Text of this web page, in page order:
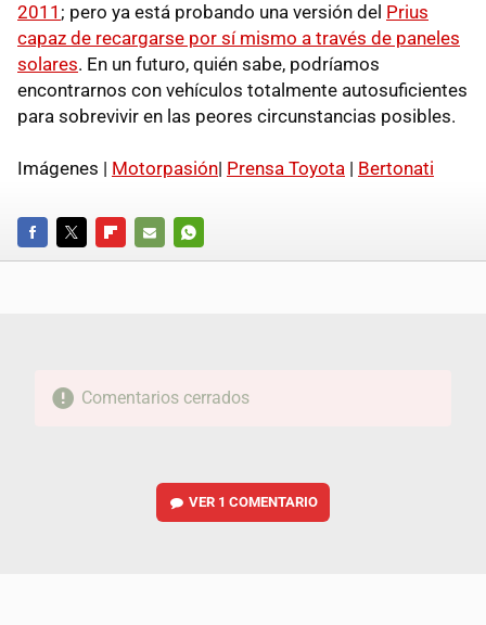
2011 ; pero ya está probando una versión del Prius
capaz de recargarse por sí mismo a través de paneles
solares. En un futuro, quién sabe, podríamos
encontrarnos con vehículos totalmente autosuficientes
para sobrevivir en las peores circunstancias posibles.
Imágenes | Motorpasión| Prensa Toyota | Bertonati
FACEBOOKTWITTERFLIPBOARD
E-
WHATSAPP
Comentarios cerrados
VER 1 COMENTARIO